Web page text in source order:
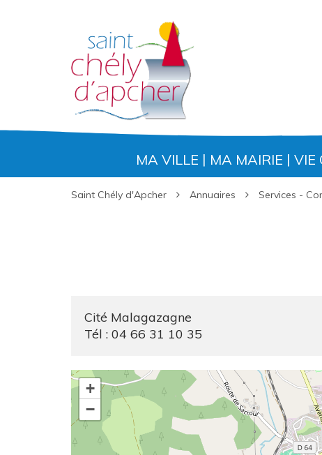
MA VILLE MA MAIRIE VIE
Saint Chély d'Apcher Annuaires Services -
Cité Malagazagne
Tél : 04 66 31 10 35
+
−